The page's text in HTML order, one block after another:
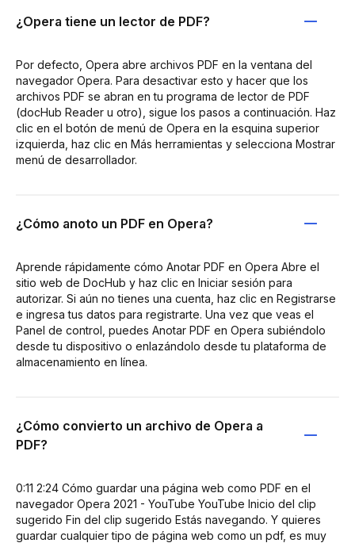
¿Opera tiene un lector de PDF?
Por defecto, Opera abre archivos PDF en la ventana del
navegador Opera. Para desactivar esto y hacer que los
archivos PDF se abran en tu programa de lector de PDF
(docHub Reader u otro), sigue los pasos a continuación. Haz
clic en el botón de menú de Opera en la esquina superior
izquierda, haz clic en Más herramientas y selecciona Mostrar
menú de desarrollador.
¿Cómo anoto un PDF en Opera?
Aprende rápidamente cómo Anotar PDF en Opera Abre el
sitio web de DocHub y haz clic en Iniciar sesión para
autorizar. Si aún no tienes una cuenta, haz clic en Registrarse
e ingresa tus datos para registrarte. Una vez que veas el
Panel de control, puedes Anotar PDF en Opera subiéndolo
desde tu dispositivo o enlazándolo desde tu plataforma de
almacenamiento en línea.
¿Cómo convierto un archivo de Opera a
PDF?
0:11 2:24 Cómo guardar una página web como PDF en el
navegador Opera 2021 - YouTube YouTube Inicio del clip
sugerido Fin del clip sugerido Estás navegando. Y quieres
guardar cualquier tipo de página web como un pdf, es muy